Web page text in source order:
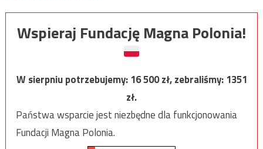
Wspieraj Fundację Magna Polonia!
W sierpniu potrzebujemy:16 500zł, zebraliśmy:1351
zł.
Państwa wsparcie jest niezbędne dla funkcjonowania
Fundacji Magna Polonia.